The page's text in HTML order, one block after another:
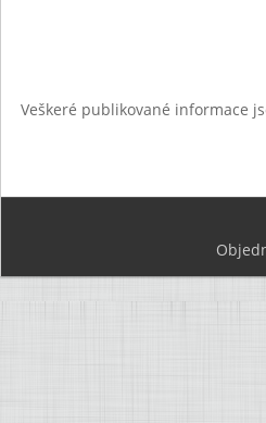
Veškeré publikované informace